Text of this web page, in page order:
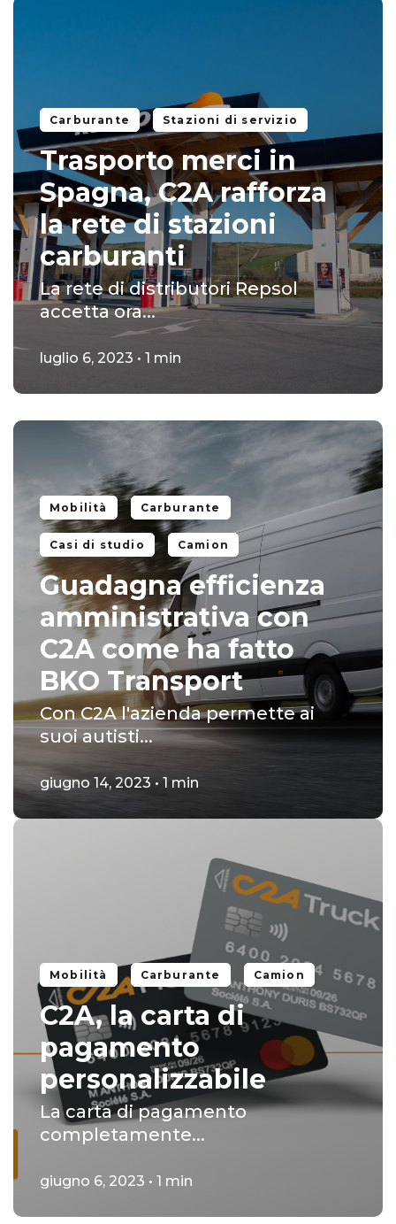
Carburante Stazioni di servizio
Trasporto merci in
Spagna, C2A rafforza
la rete di stazioni
carburanti
La rete di distributori Repsol
accetta ora...
luglio 6, 2023 • 1 min
Mobilità Carburante
Casi di studio Camion
Guadagna efficienza
amministrativa con
C2A come ha fatto
BKO Transport
Con C2A l'azienda permette ai
suoi autisti...
giugno 14, 2023 • 1 min
Mobilità Carburante Camion
C2A, la carta di
pagamento
personalizzabile
La carta di pagamento
completamente...
giugno 6, 2023 • 1 min